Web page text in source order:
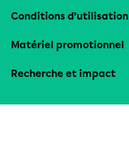
Conditions d’utilisation
Matériel promotionnel
Recherche et impact